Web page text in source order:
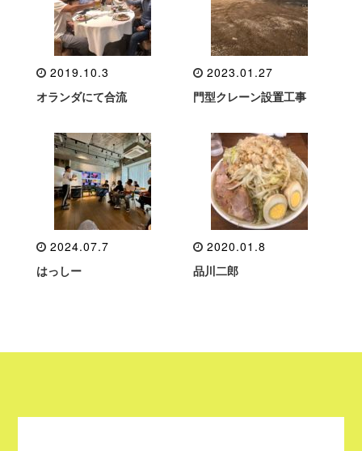
2019.10.3
オランダにて合流
2023.01.27
門型クレーン設置工事
2024.07.7
はっしー
2020.01.8
品川二郎